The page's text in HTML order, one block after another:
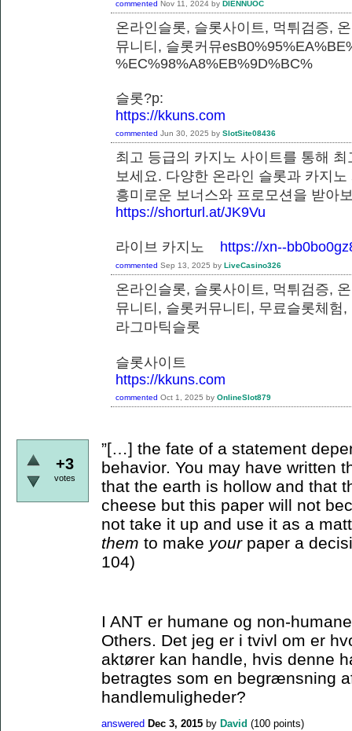
commented Nov 11, 2024 by DIENNUOC
온라인슬롯, 슬롯사이트, 먹튀검증,
뮤니티, 슬롯커뮤
%EC%98%A8%EB%9D%BC%
슬롯?p:
https://kkuns.com
commented Jun 30, 2025 by SlotSite08436
최고 등급의 카지노 사이트를 통해
보세요. 다양한 온라인 슬롯과 카지
흥미로운 보너스와 프로모션을 받
https://shorturl.at/JK9Vu
라이브 카지노 https://xn--
commented Sep 13, 2025 by LiveCasino326
온라인슬롯, 슬롯사이트, 먹튀검증,
뮤니티, 슬롯커뮤니티, 무료슬롯체험
라그마틱슬롯
슬롯사이트
https://kkuns.com
commented Oct 1, 2025 by OnlineSlot879
+3
votes
”[…] the fate of a statement
behavior. You may have written
that the earth is hollow and that
cheese but this paper will not
not take it up and use it as a
them to make your paper a
104)
I ANT er humane og non-
Others. Det jeg er i tvivl om er
aktører kan handle, hvis denne
betragtes som en begrænsning
handlemuligheder?
answered Dec 3, 2015 by David (100 points)